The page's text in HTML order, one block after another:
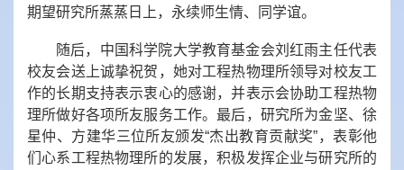
期望研究所蒸蒸日上，永续师生情、同学谊。
随后，中国科学院大学教育基金会刘红雨主任代表
校友会送上诚挚祝贺，她对工程热物理所领导对校友工
作的长期支持表示衷心的感谢，并表示会协助工程热物
理所做好各项所友服务工作。最后，研究所为金坚、徐
星仲、方建华三位所友颁发“杰出教育贡献奖”，表彰他
们心系工程热物理所的发展，积极发挥企业与研究所的